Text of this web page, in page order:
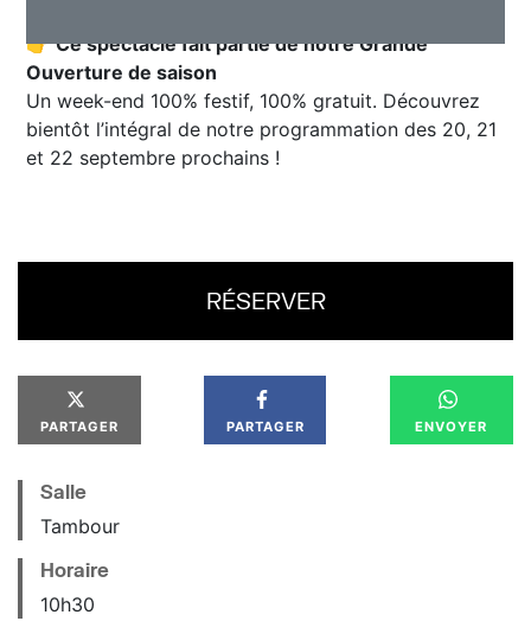
👉Ce spectacle fait partie de notre Grande
Ouverture de saison
Un week-end 100% festif, 100% gratuit. Découvrez
bientôt l’intégral de notre programmation des 20, 21
et 22 septembre prochains !
RÉSERVER
PARTAGER PARTAGER ENVOYER
Salle
Tambour
Horaire
10h30